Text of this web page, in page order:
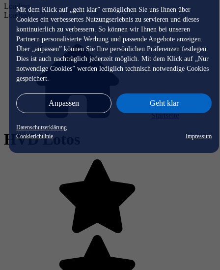
Mit dem Klick auf „geht klar” ermöglichen Sie uns Ihnen über
Cookies ein verbessertes Nutzungserlebnis zu servieren und dieses
kontinuierlich zu verbessern. So können wir Ihnen bei unseren
Partnern personalisierte Werbung und passende Angebote anzeigen.
Über „anpassen” können Sie Ihre persönlichen Präferenzen festlegen.
Dies ist auch nachträglich jederzeit möglich. Mit dem Klick auf „Nur
notwendige Cookies” werden lediglich technisch notwendige Cookies
gespeichert.
Anpassen Geht klar
Datenschutzerklärung
Cookierichtlinie
Impressum
Loading...
Loading...
Startseite
HVD Lotos